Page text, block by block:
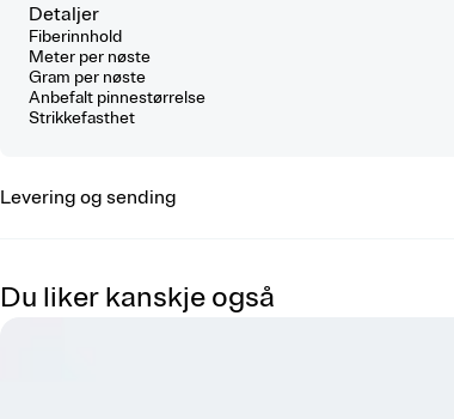
Detaljer
Fiberinnhold
Meter per nøste
Gram per nøste
Anbefalt pinnestørrelse
Strikkefasthet
Levering og sending
Du liker kanskje også